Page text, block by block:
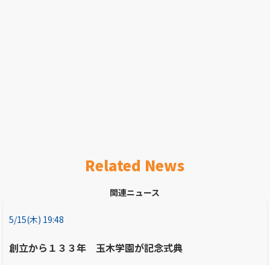
Related News
関連ニュース
5/15(木) 19:48
創立から１３３年 玉木学園が記念式典